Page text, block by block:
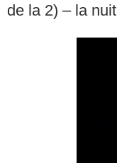
de la 2) – la nuit